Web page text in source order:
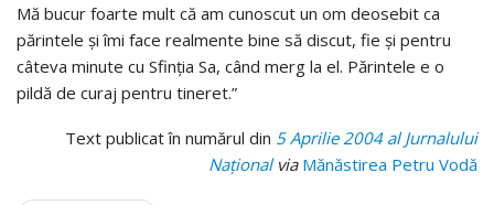
Mă bucur foarte mult că am cunoscut un om deosebit ca
părintele şi îmi face realmente bine să discut, fie şi pentru
câteva minute cu Sfinţia Sa, când merg la el. Părintele e o
pildă de curaj pentru tineret.”
Text publicat în numărul din 5 Aprilie 2004 al Jurnalului
Naţionalvia Mănăstirea Petru Vodă